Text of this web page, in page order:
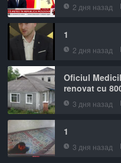
2 дня назад
1
2 дня назад
Oficiul
renovat cu
3 дня назад
1
3 дня назад